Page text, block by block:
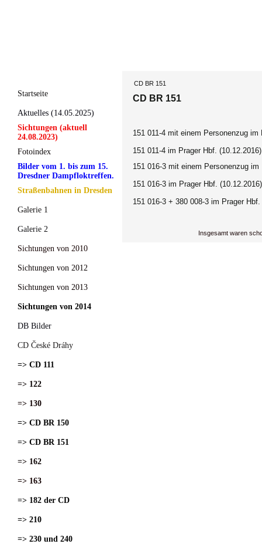
Startseite
Aktuelles (14.05.2025)
Sichtungen (aktuell
24.08.2023)
Fotoindex
Bilder vom 1. bis zum 15.
Dresdner Dampfloktreffen.
Straßenbahnen in Dresden
Galerie 1
Galerie 2
Sichtungen von 2010
Sichtungen von 2012
Sichtungen von 2013
Sichtungen von 2014
DB Bilder
CD České Dráhy
=> CD 111
=> 122
=> 130
=> CD BR 150
=> CD BR 151
=> 162
=> 163
=> 182 der CD
=> 210
=> 230 und 240
CD BR 151
CD BR 151
151 011-4 mit einem Personenzug im
151 011-4 im Prager Hbf. (10.12.2016)
151 016-3 mit einem Personenzug
151 016-3 im Prager Hbf. (10.12.2016)
151 016-3 + 380 008-3 im Prager Hbf.
Insgesamt waren